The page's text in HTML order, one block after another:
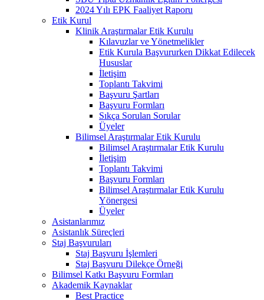
2024 Yılı EPK Faaliyet Raporu
Etik Kurul
Klinik Araştırmalar Etik Kurulu
Kılavuzlar ve Yönetmelikler
Etik Kurula Başvururken Dikkat Edilecek
Hususlar
İletişim
Toplantı Takvimi
Başvuru Şartları
Başvuru Formları
Sıkça Sorulan Sorular
Üyeler
Bilimsel Araştırmalar Etik Kurulu
Bilimsel Araştırmalar Etik Kurulu
İletişim
Toplantı Takvimi
Başvuru Formları
Bilimsel Araştırmalar Etik Kurulu
Yönergesi
Üyeler
Asistanlarımız
Asistanlık Süreçleri
Staj Başvuruları
Staj Başvuru İşlemleri
Staj Başvuru Dilekçe Örneği
Bilimsel Katkı Başvuru Formları
Akademik Kaynaklar
Best Practice